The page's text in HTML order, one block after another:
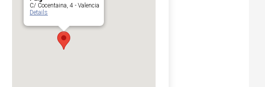
C/ Cocentaina, 4 - Valencia
Details